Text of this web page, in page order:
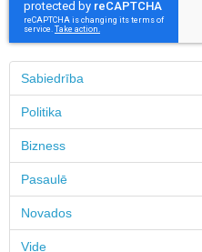
Sabiedrība
Politika
Bizness
Pasaulē
Novados
Vide